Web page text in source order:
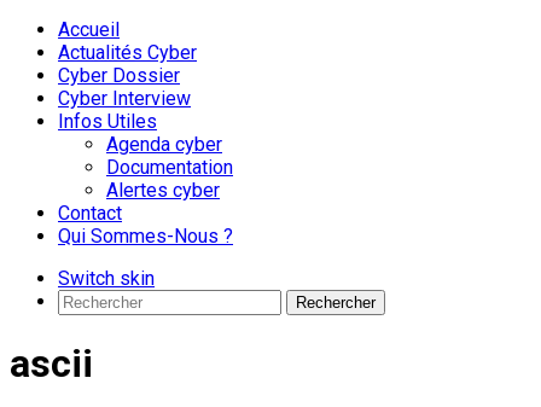
Accueil
Actualités Cyber
Cyber Dossier
Cyber Interview
Infos Utiles
Agenda cyber
Documentation
Alertes cyber
Contact
Qui Sommes-Nous ?
Switch skin
Rechercher
ascii